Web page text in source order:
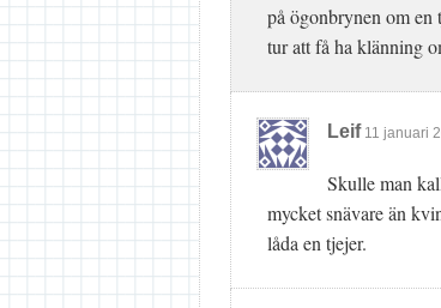
på ögonbrynen om en
tur att få ha klänning
Leif 11 januari
Skulle man
mycket snävare än
låda en tjejer.